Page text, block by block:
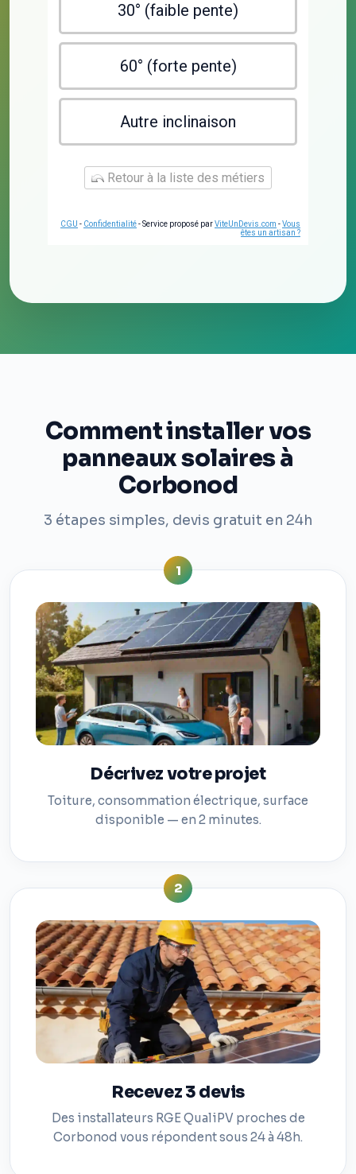
30° (faible pente)
60° (forte pente)
Autre inclinaison
Retour à la liste des métiers
CGU - Confidentialité- Service proposé parViteUnDevis.com -Vous
êtes un artisan ?
Comment installer vos
panneaux solaires à
Corbonod
3 étapes simples, devis gratuit en 24h
1
Décrivez votre projet
Toiture, consommation électrique, surface
disponible — en 2 minutes.
2
Recevez 3 devis
Des installateurs RGE QualiPV proches de
Corbonod vous répondent sous 24 à 48h.